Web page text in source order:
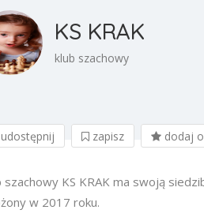
KS KRAK
klub szachowy
udostępnij zapisz dodaj
szachowy KS KRAK ma swoją
w 2017 roku.